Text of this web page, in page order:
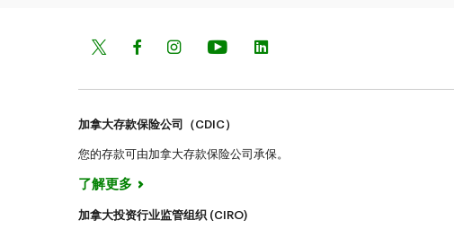
加拿大存款保险公司（CDIC）
您的存款可由加拿大存款保险公司承保。
了解更多
加拿大投资行业监管组织 (CIRO)